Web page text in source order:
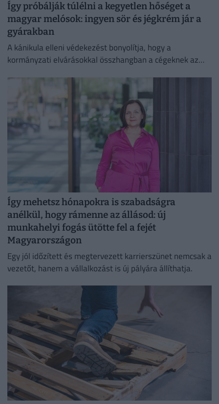
Így próbálják túlélni a kegyetlen hőséget a
magyar melósok: ingyen sör és jégkrém jár a
gyárakban
A kánikula elleni védekezést bonyolítja, hogy a
kormányzati elvárásokkal összhangban a cégeknek az
Így mehetsz hónapokra is szabadságra
anélkül, hogy rámenne az állásod: új
munkahelyi fogás ütötte fel a fejét
Magyarországon
Egy jól időzített és megtervezett karrierszünet nemcsak a
vezetőt, hanem a vállalkozást is új pályára állíthatja.